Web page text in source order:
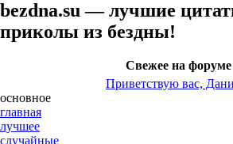
bezdna.su — лучшие
приколы из бездны!
Свежее на форуме
Приветствую вас,
основное
главная
лучшее
случайные